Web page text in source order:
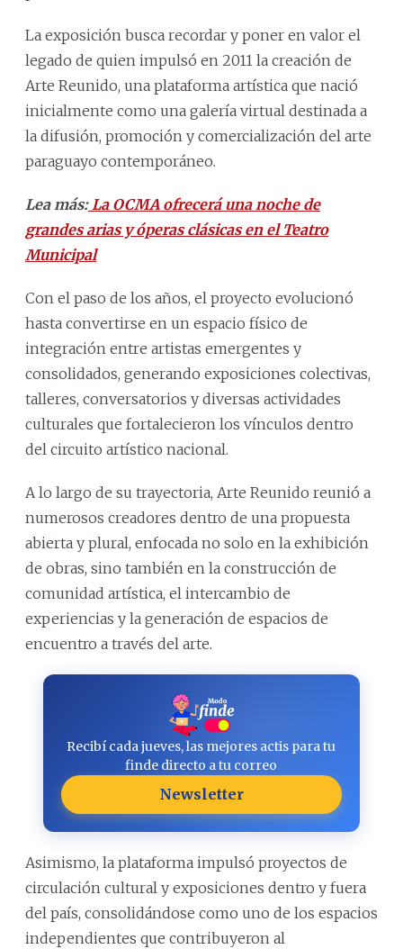
La exposición busca recordar y poner en valor el
legado de quien impulsó en 2011 la creación de
Arte Reunido, una plataforma artística que nació
inicialmente como una galería virtual destinada a
la difusión, promoción y comercialización del arte
paraguayo contemporáneo.
Lea más: La OCMA ofrecerá una noche de
grandes arias y óperas clásicas en el Teatro
Municipal
Con el paso de los años, el proyecto evolucionó
hasta convertirse en un espacio físico de
integración entre artistas emergentes y
consolidados, generando exposiciones colectivas,
talleres, conversatorios y diversas actividades
culturales que fortalecieron los vínculos dentro
del circuito artístico nacional.
A lo largo de su trayectoria, Arte Reunido reunió a
numerosos creadores dentro de una propuesta
abierta y plural, enfocada no solo en la exhibición
de obras, sino también en la construcción de
comunidad artística, el intercambio de
experiencias y la generación de espacios de
encuentro a través del arte.
Recibí cada jueves, las mejores actis para tu
finde directo a tu correo
Newsletter
Asimismo, la plataforma impulsó proyectos de
circulación cultural y exposiciones dentro y fuera
del país, consolidándose como uno de los espacios
independientes que contribuyeron al